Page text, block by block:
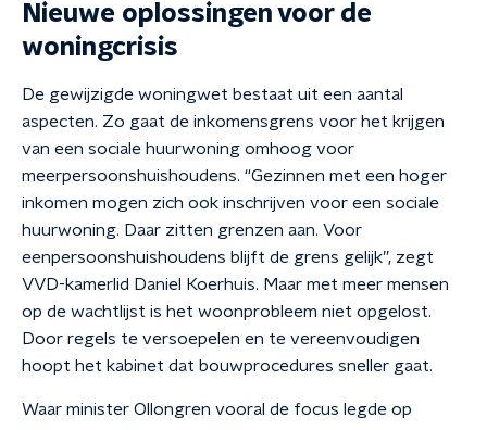
Nieuwe oplossingen voor de
woningcrisis
De gewijzigde woningwet bestaat uit een aantal
aspecten. Zo gaat de inkomensgrens voor het krijgen
van een sociale huurwoning omhoog voor
meerpersoonshuishoudens. “Gezinnen met een hoger
inkomen mogen zich ook inschrijven voor een sociale
huurwoning. Daar zitten grenzen aan. Voor
eenpersoonshuishoudens blijft de grens gelijk”, zegt
VVD-kamerlid Daniel Koerhuis. Maar met meer mensen
op de wachtlijst is het woonprobleem niet opgelost.
Door regels te versoepelen en te vereenvoudigen
hoopt het kabinet dat bouwprocedures sneller gaat.
Waar minister Ollongren vooral de focus legde op